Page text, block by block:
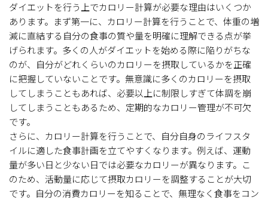
ダイエットを行う上でカロリー計算が必要な理由はいくつか
あります。まず第一に、カロリー計算を行うことで、体重の増
減に直結する自分の食事の質や量を明確に理解できる点が挙
げられます。多くの人がダイエットを始める際に陥りがちな
のが、自分がどれくらいのカロリーを摂取しているかを正確
に把握していないことです。無意識に多くのカロリーを摂取
してしまうこともあれば、必要以上に制限しすぎて体調を崩
してしまうこともあるため、定期的なカロリー管理が不可欠
です。
さらに、カロリー計算を行うことで、自分自身のライフスタ
イルに適した食事計画を立てやすくなります。例えば、運動
量が多い日と少ない日では必要なカロリーが異なります。こ
のため、活動量に応じて摂取カロリーを調整することが大切
です。自分の消費カロリーを知ることで、無理なく食事をコン